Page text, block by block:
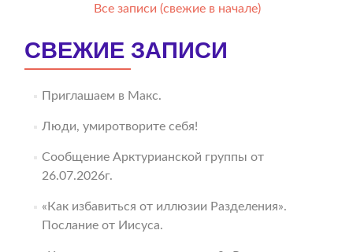
Все записи (свежие в начале)
СВЕЖИЕ ЗАПИСИ
Приглашаем в Макс.
Люди, умиротворите себя!
Сообщение Арктурианской группы от
26.07.2026г.
«Как избавиться от иллюзии Разделения».
Послание от Иисуса.